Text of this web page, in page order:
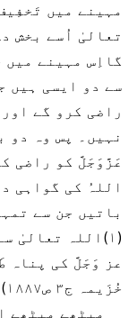
مہینے میں
تعالیٰ اُسے بخش
گااِس مہینے
سے دو ایسی ہیں
راضی کرو گے
نہیں۔ پس وہ دو
باتیں جن سے
عز وَجَلَّ کی
خُزَیمہ ج۳ ص۱۸۸۷)
میٹھے میٹھے